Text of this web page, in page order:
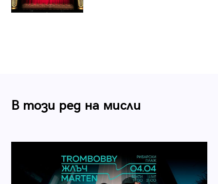
В този ред на мисли